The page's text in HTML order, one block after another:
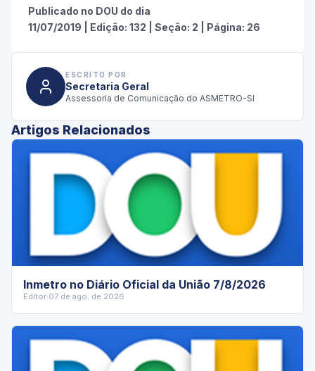
Publicado no DOU do dia
11/07/2019
Edição: 132 Seção: 2 Página: 26
ESCRITO POR
Secretaria Geral
Assessoria de Comunicação do ASMETRO-SI
Artigos Relacionados
Inmetro no Diário Oficial da União 7/8/2026
Editor·07 de ago. de 2026